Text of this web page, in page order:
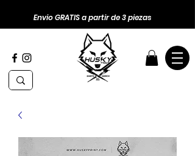
Envio GRATIS a partir de 3 piezas